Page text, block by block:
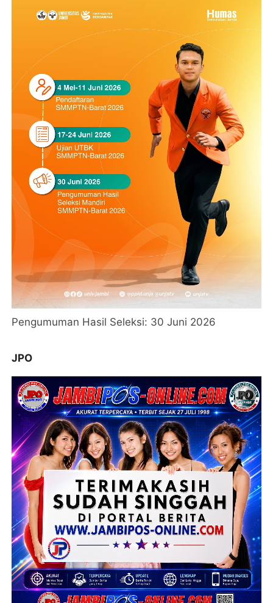
Pengumuman Hasil Seleksi: 30 Juni 2026
JPO